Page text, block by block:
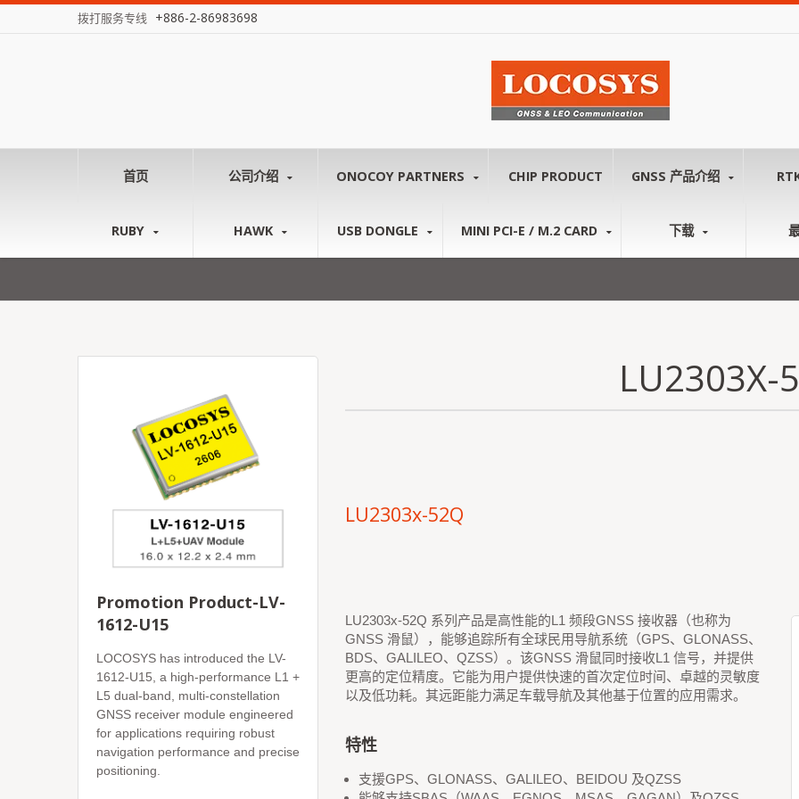
拨打服务专线 +886-2-86983698
首页 公司介绍 ONOCOY PARTNERS CHIP PRODUCT GNSS 产品介绍
RUBY HAWK USB DONGLE MINI PCI-E / M.2 CARD 下载
Promotion Product-LV-
1612-U15
LOCOSYS has introduced the LV-
1612-U15, a high-performance L1 +
L5 dual-band, multi-constellation
GNSS receiver module engineered
for applications requiring robust
navigation performance and precise
positioning.
LU2303X-
LU2303x-52Q
LU2303x-52Q 系列产品是高性能的L1 频段GNSS 接收器（也称为
GNSS 滑鼠），能够追踪所有全球民用导航系统（GPS、GLONASS、
BDS、GALILEO、QZSS）。该GNSS 滑鼠同时接收L1 信号，并提供
更高的定位精度。它能为用户提供快速的首次定位时间、卓越的灵敏度
以及低功耗。其远距能力满足车载导航及其他基于位置的应用需求。
特性
支援GPS、GLONASS、GALILEO、BEIDOU 及QZSS